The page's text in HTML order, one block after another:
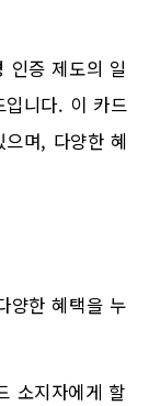
인증 제도의 일
니다. 이 카드
며, 다양한 혜
양한 혜택을 누
소지자에게 할